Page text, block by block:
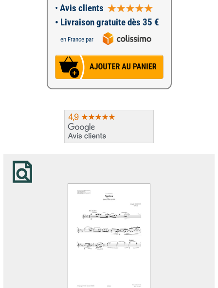
• Avis clients
• Livraison gratuite dès 35 €
en France par